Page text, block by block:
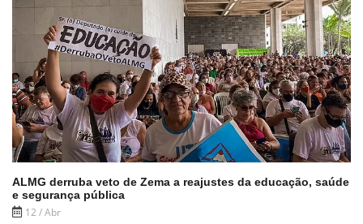
ALMG derruba veto de Zema a reajustes da educação, saúde
e segurança pública
12 / Abr